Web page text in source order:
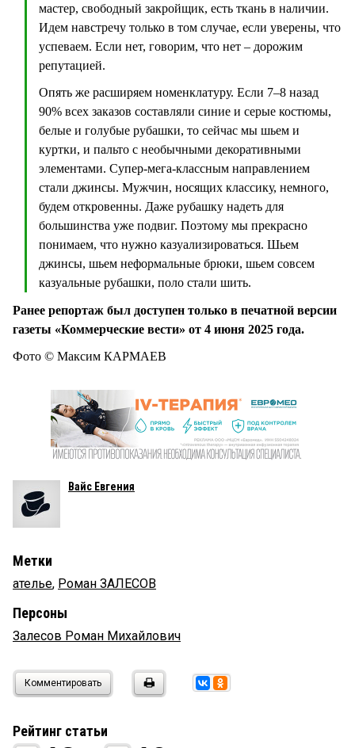
мастер, свободный закройщик, есть ткань в наличии.
Идем навстречу только в том случае, если уверены, что
успеваем. Если нет, говорим, что нет – дорожим
репутацией.
Опять же расширяем номенклатуру. Если 7–8 назад
90% всех заказов составляли синие и серые костюмы,
белые и голубые рубашки, то сейчас мы шьем и
куртки, и пальто с необычными декоративными
элементами. Супер-мега-классным направлением
стали джинсы. Мужчин, носящих классику, немного,
будем откровенны. Даже рубашку надеть для
большинства уже подвиг. Поэтому мы прекрасно
понимаем, что нужно казуализироваться. Шьем
джинсы, шьем неформальные брюки, шьем совсем
казуальные рубашки, поло стали шить.
Ранее репортаж был доступен только в печатной версии
газеты «Коммерческие вести» от 4 июня 2025 года.
Фото © Максим КАРМАЕВ
Вайс Евгения
Метки
ателье, Роман ЗАЛЕСОВ
Персоны
Залесов Роман Михайлович
Комментировать
Рейтинг статьи